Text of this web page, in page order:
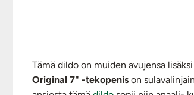
Tämä dildo on muiden avujensa
Original 7" -tekopenis on